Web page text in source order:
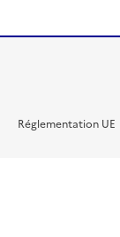
Réglementation UE